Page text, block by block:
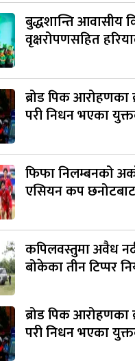
बुद्धशान्ति आवासीय
वृक्षरोपणसहित
ब्रोड पिक आरोहणका
परी निधन भएका
फिफा निलम्बनको
एसियन कप छनोटबाट
कपिलवस्तुमा अवैध
बोकेका तीन टिप्पर
ब्रोड पिक आरोहणका
परी निधन भएका